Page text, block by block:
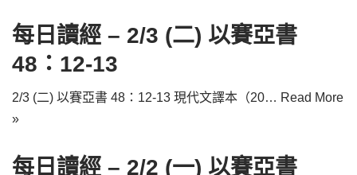
每日讀經 – 2/3 (二) 以賽亞書
48：12-13
2/3 (二) 以賽亞書 48：12-13 現代文譯本（20… Read More
»
每日讀經 – 2/2 (一) 以賽亞書